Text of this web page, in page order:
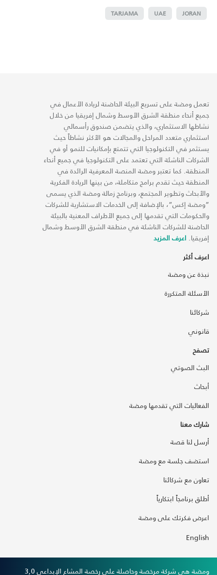
JORAN
UAE
TARJAMA
تعمل ومضة على تسريع البيئة الحاضنة لريادة الأعمال في
جميع أنحاء منطقة الشرق الأوسط وشمال إفريقيا من خلال
نشاطها الاستثماري، والذي يتضمن صندوق رأسمالي
استثماري متعدد المراحل والمجالات هو الأكثر نشاطاً حيث
يستثمر في التكنولوجيا التي تتمتع بإمكانيات للنمو أو في
الشركات الناشئة التي تعتمد على التكنولوجيا في جميع أنحاء
المنطقة. كما تعتبر ومضة المنصة المعرفية الرائدة في
المنطقة حيث تقدم برامج متكاملة، من بينها الريادة الفكرية
والأبحاث وتطوير المجتمع، وبرنامج زمالة ومضة الذي يسمى
“ومضة إكس“، بالإضافة إلى الخدمات الاستشارية للشركات
والحكومات التي تقدمها إلى جميع الأطراف المعنية بالبيئة
الحاضنة للشركات الناشئة في منطقة الشرق الأوسط وشمال
إفريقيا. اعرف المزيد
اعرف أكثر
نبذة عن ومضة
الأسئلة المتكررة
شركائنا
قانوني
تصفح
البث الصوتي
أبحاث
الفعاليات التي تقدمها ومضة
شارك معنا
أرسل لنا قصة
استضف جلسة مع ومضة
تعاون مع شركائنا
أطلق برنامجاً ابتكارياً
اعرض فكرتك على ومضة
English
ومضة هي شركة مرخصة وحاصلة على رخصة المشاع الإبداعي 3,0